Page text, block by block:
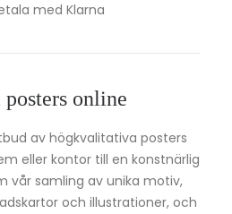
med Klarna
posters online
av högkvalitativa posters
eller kontor till en konstnärlig
vår samling av unika motiv,
och illustrationer, och